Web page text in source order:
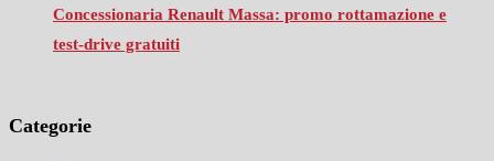
Concessionaria Renault Massa: promo rottamazione e
test‑drive gratuiti
Categorie